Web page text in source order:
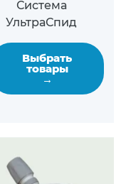
Система
УльтраСпид
Выбрать
товары
→